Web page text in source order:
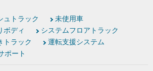
ュトラック
未使用車
ボディ
システムフロアトラック
トラック
運転支援システム
ポート